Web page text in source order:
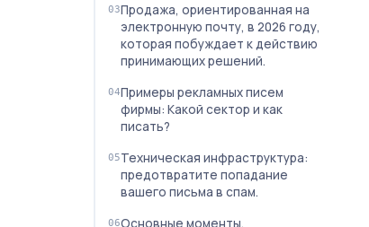
Продажа, ориентированная на
электронную почту, в 2026 году,
которая побуждает к действию
принимающих решений.
Примеры рекламных писем
фирмы: Какой сектор и как
писать?
Техническая инфраструктура:
предотвратите попадание
вашего письма в спам.
Основные моменты.